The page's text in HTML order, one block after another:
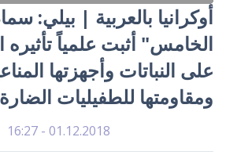
أوكرانيا بالعربية | بيلي:
الخامس" أثبت علمياً تأثيره
على النباتات وأجهزتها
ومقاومتها للطفيليات الضارة
01.12.2018 - 16:27